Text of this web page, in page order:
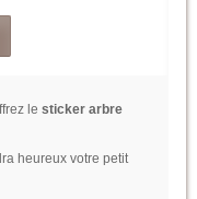
le sticker arbre
heureux votre petit